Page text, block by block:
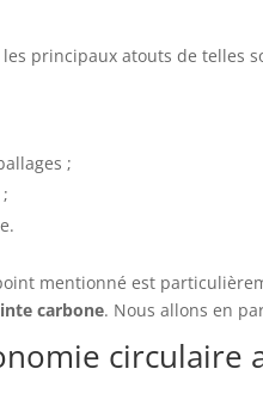
les principaux atouts de telles
;
mentionné est
carbone. Nous allons en
circulaire